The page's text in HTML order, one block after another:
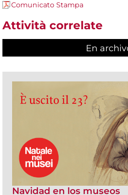
Comunicato Stampa
Attività correlate
En
Navidad en los museos